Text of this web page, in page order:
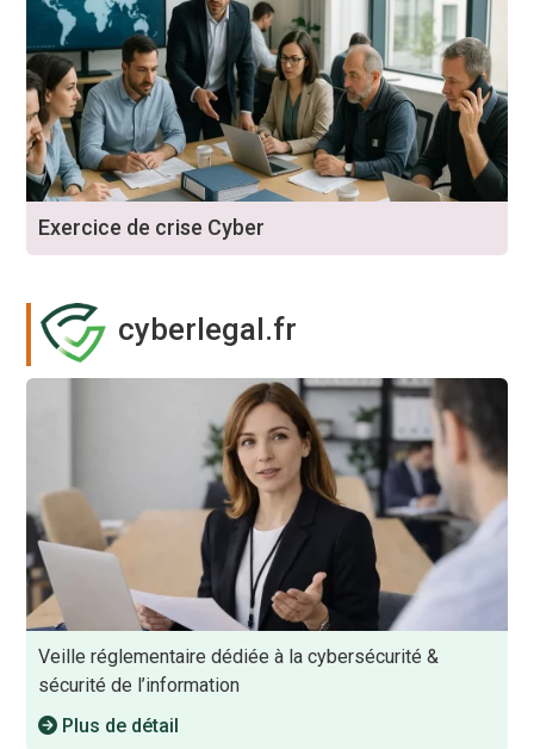
Exercice de crise Cyber
cyberlegal.fr
Veille réglementaire dédiée à la cybersécurité &
sécurité de l’information
Plus de détail